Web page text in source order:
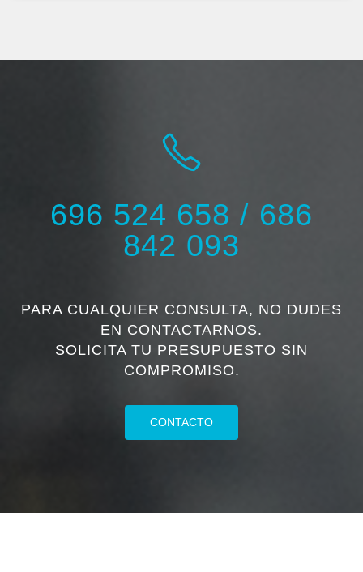
696 524 658 / 686
842 093
PARA CUALQUIER CONSULTA, NO DUDES
EN CONTACTARNOS.
SOLICITA TU PRESUPUESTO SIN
COMPROMISO.
CONTACTO